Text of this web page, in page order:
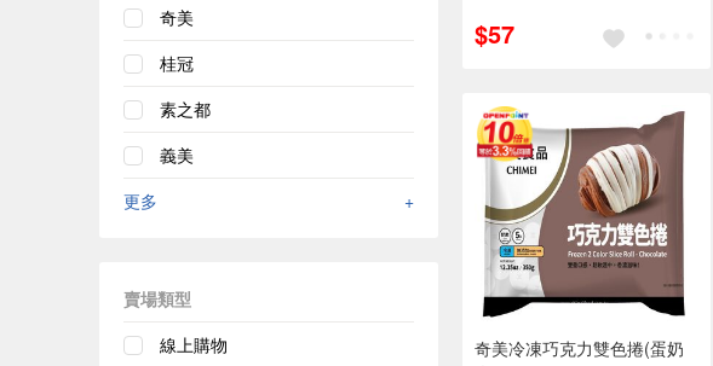
奇美
桂冠
素之都
義美
更多
+
賣場類型
線上購物
$57
奇美冷凍巧克力雙色捲(蛋奶